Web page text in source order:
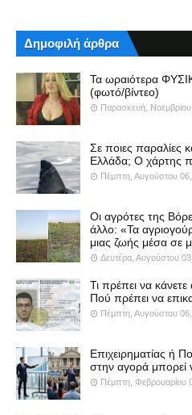
Δημοφιλή άρθρα
Τα ωραιότερα
(φωτό/βίντεο)
Παρασκευή,
Σε ποιες παραλίες
Ελλάδα; Ο χάρτης
Πέμπτη, Αυγούστου
Οι αγρότες της
άλλο: «Τα
μιας ζωής μέσα σε
Δευτέρα, Αυγούστου
Τι πρέπει να
Πού πρέπει να
Πέμπτη, Αυγούστου
Επιχειρηματίας ή
στην αγορά μπορεί
Πέμπτη, Φεβρουαρίου